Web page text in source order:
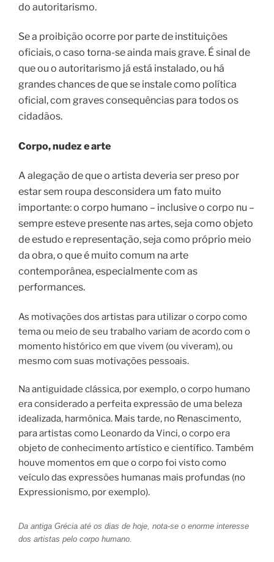
do autoritarismo.
Se a proibição ocorre por parte de instituições
oficiais, o caso torna-se ainda mais grave. É sinal de
que ou o autoritarismo já está instalado, ou há
grandes chances de que se instale como política
oficial, com graves consequências para todos os
cidadãos.
Corpo, nudez e arte
A alegação de que o artista deveria ser preso por
estar sem roupa desconsidera um fato muito
importante: o corpo humano – inclusive o corpo nu –
sempre esteve presente nas artes, seja como objeto
de estudo e representação, seja como próprio meio
da obra, o que é muito comum na arte
contemporânea, especialmente com as
performances.
As motivações dos artistas para utilizar o corpo como
tema ou meio de seu trabalho variam de acordo com o
momento histórico em que vivem (ou viveram), ou
mesmo com suas motivações pessoais.
Na antiguidade clássica, por exemplo, o corpo humano
era considerado a perfeita expressão de uma beleza
idealizada, harmônica. Mais tarde, no Renascimento,
para artistas como Leonardo da Vinci, o corpo era
objeto de conhecimento artístico e científico. Também
houve momentos em que o corpo foi visto como
veículo das expressões humanas mais profundas (no
Expressionismo, por exemplo).
Da antiga Grécia até os dias de hoje, nota-se o enorme interesse
dos artistas pelo corpo humano.